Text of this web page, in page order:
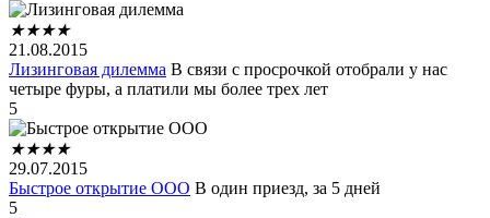
★★★★
21.08.2015
Лизинговая дилемма В связи с просрочкой отобрали у нас
четыре фуры, а платили мы более трех лет
5
★★★★
29.07.2015
Быстрое открытие ООО В один приезд, за 5 дней
5